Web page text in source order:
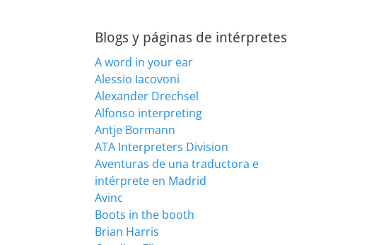
Blogs y páginas de intérpretes
A word in your ear
Alessio Iacovoni
Alexander Drechsel
Alfonso interpreting
Antje Bormann
ATA Interpreters Division
Aventuras de una traductora e
intérprete en Madrid
Avinc
Boots in the booth
Brian Harris